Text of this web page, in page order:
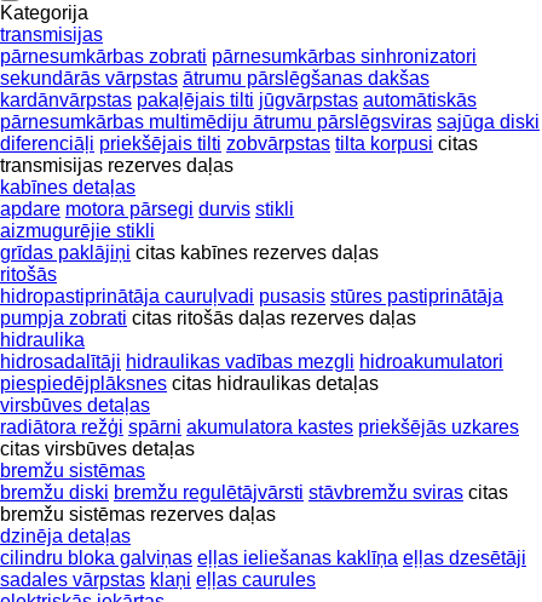
Kategorija
transmisijas
pārnesumkārbas zobrati pārnesumkārbas sinhronizatori
sekundārās vārpstas ātrumu pārslēgšanas dakšas
kardānvārpstas pakaļējais tilti jūgvārpstas automātiskās
pārnesumkārbas multimēdiju ātrumu pārslēgsviras sajūga diski
diferenciāļi priekšējais tilti zobvārpstas tilta korpusi citas
transmisijas rezerves daļas
kabīnes detaļas
apdare motora pārsegi durvis stikli
aizmugurējie stikli
grīdas paklājiņi citas kabīnes rezerves daļas
ritošās
hidropastiprinātāja cauruļvadi pusasis stūres pastiprinātāja
pumpja zobrati citas ritošās daļas rezerves daļas
hidraulika
hidrosadalītāji hidraulikas vadības mezgli hidroakumulatori
piespiedējplāksnes citas hidraulikas detaļas
virsbūves detaļas
radiātora režģi spārni akumulatora kastes priekšējās uzkares
citas virsbūves detaļas
bremžu sistēmas
bremžu diski bremžu regulētājvārsti stāvbremžu sviras citas
bremžu sistēmas rezerves daļas
dzinēja detaļas
cilindru bloka galviņas eļļas ieliešanas kaklīņa eļļas dzesētāji
sadales vārpstas klaņi eļļas caurules